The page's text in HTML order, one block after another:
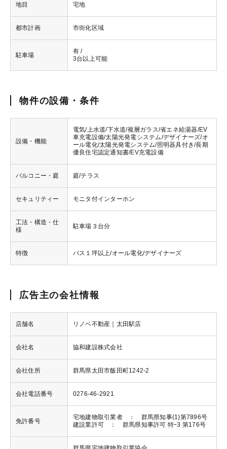
地目 宅地
都市計画 市街化区域
駐車場
有 /
3台以上可能
物件の設備・条件
設備・機能
電気/上水道/下水道/複層ガラス/省エネ給湯器/EV
車充電設備/太陽光発電システム/デザイナーズ/オ
ール電化/太陽光発電システム/照明器具付き/長期
優良住宅認定通知書/EV充電設備
バルコニー・庭 庭/テラス
セキュリティー モニタ付インターホン
工法・構造・仕
様
駐車場３台分
特徴 バス１坪以上/オール電化/デザイナーズ
広告主の会社情報
店舗名 リノベ不動産｜太田駅店
会社名 協和建設株式会社
会社住所 群馬県太田市飯田町1242-2
会社電話番号 0276-46-2921
免許番号
宅地建物取引業者 ： 群馬県知事(1)第7896号
建設業許可 ： 群馬県知事許可 特ｰ3 第176号